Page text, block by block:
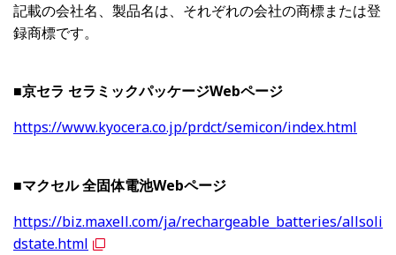
記載の会社名、製品名は、それぞれの会社の商標または登
録商標です。
■京セラ セラミックパッケージWebページ
https://www.kyocera.co.jp/prdct/semicon/index.html
■マクセル 全固体電池Webページ
https://biz.maxell.com/ja/rechargeable_batteries/allsoli
dstate.html